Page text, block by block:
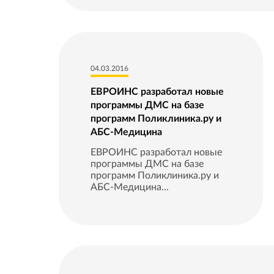
04.03.2016
ЕВРОИНС разработал новые
программы ДМС на базе
программ Поликлиника.ру и
АБС-Медицина
ЕВРОИНС разработал новые
программы ДМС на базе
программ Поликлиника.ру и
АБС-Медицина...